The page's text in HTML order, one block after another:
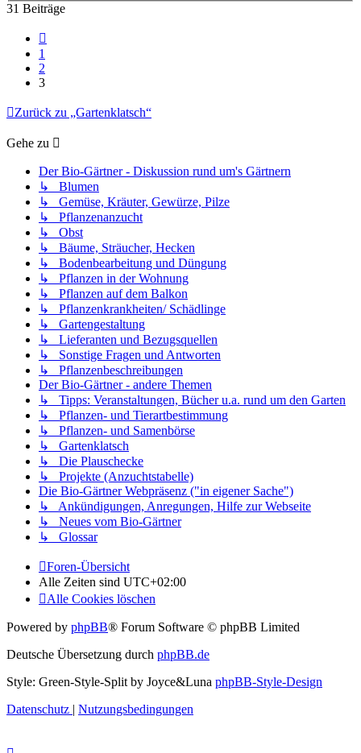
31 Beiträge
1
2
3
Zurück zu „Gartenklatsch“
Gehe zu
Der Bio-Gärtner - Diskussion rund um's Gärtnern
↳ Blumen
↳ Gemüse, Kräuter, Gewürze, Pilze
↳ Pflanzenanzucht
↳ Obst
↳ Bäume, Sträucher, Hecken
↳ Bodenbearbeitung und Düngung
↳ Pflanzen in der Wohnung
↳ Pflanzen auf dem Balkon
↳ Pflanzenkrankheiten/ Schädlinge
↳ Gartengestaltung
↳ Lieferanten und Bezugsquellen
↳ Sonstige Fragen und Antworten
↳ Pflanzenbeschreibungen
Der Bio-Gärtner - andere Themen
↳ Tipps: Veranstaltungen, Bücher u.a. rund um den Garten
↳ Pflanzen- und Tierartbestimmung
↳ Pflanzen- und Samenbörse
↳ Gartenklatsch
↳ Die Plauschecke
↳ Projekte (Anzuchtstabelle)
Die Bio-Gärtner Webpräsenz ("in eigener Sache")
↳ Ankündigungen, Anregungen, Hilfe zur Webseite
↳ Neues vom Bio-Gärtner
↳ Glossar
Foren-Übersicht
Alle Zeiten sind UTC+02:00
Alle Cookies löschen
Powered by phpBB® Forum Software © phpBB Limited
Deutsche Übersetzung durch phpBB.de
Style: Green-Style-Split by Joyce&Luna phpBB-Style-Design
Datenschutz | Nutzungsbedingungen